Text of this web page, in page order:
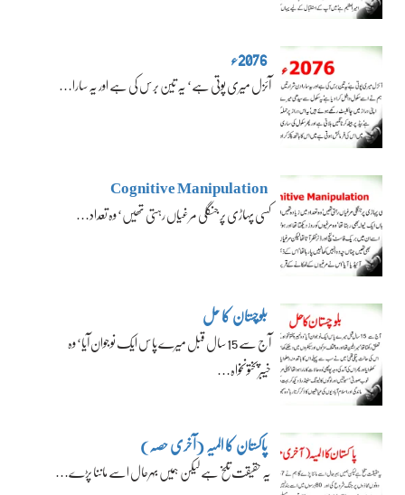
2076ء
آئزل میری پوتی ہے‘ یہ تین برس کی ہے اور یہ سارا…
Cognitive Manipulation
کسی پہاڑی پر جنگلی مرغیاں رہتی تھیں‘ وہ تعداد…
بلوچستان کا حل
آج سے 15 سال قبل میرے پاس ایک نوجوان آیا‘ وہ
خیبرپختونخواہ…
پاکستان کا المیہ (آخری حصہ)
یہ حقیقت تلخ ہے لیکن ہمیں بہرحال اسے ماننا پڑے…